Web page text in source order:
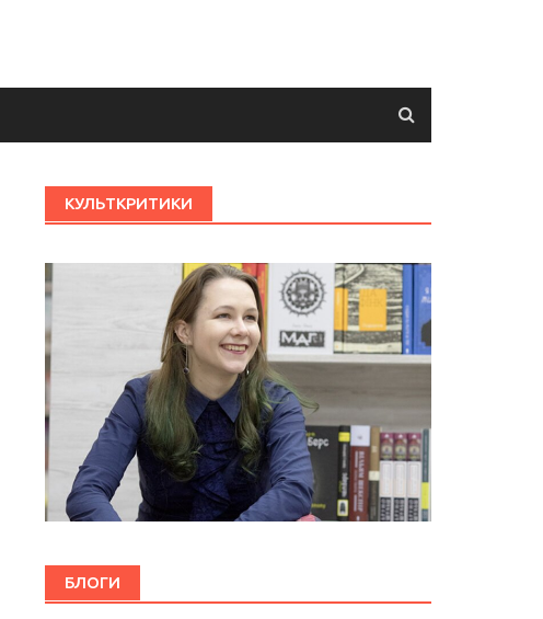
КУЛЬТКРИТИКИ
БЛОГИ